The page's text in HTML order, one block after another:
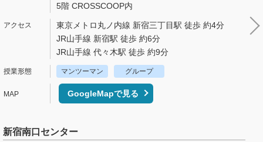
5階 CROSSCOOP内
東京メトロ丸ノ内線 新宿三丁目駅 徒歩 約4分
JR山手線 新宿駅 徒歩 約6分
JR山手線 代々木駅 徒歩 約9分
マンツーマン グループ
GoogleMapで見る
新宿南口センター